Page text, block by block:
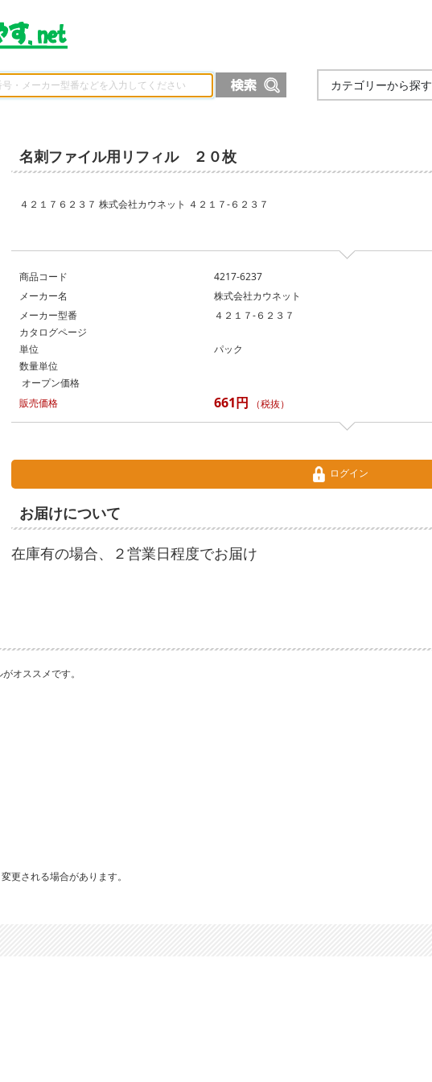
カテゴリーから探す
名刺ファイル用リフィル ２０枚
４２１７６２３７ 株式会社カウネット ４２１７‐６２３７
商品コード
4217-6237
メーカー名
株式会社カウネット
メーカー型番
４２１７‐６２３７
カタログページ
単位
パック
数量単位
オープン価格
販売価格
661円 （税抜）
ログイン
お届けについて
在庫有の場合、２営業日程度でお届け
オススメです。
更される場合があります。